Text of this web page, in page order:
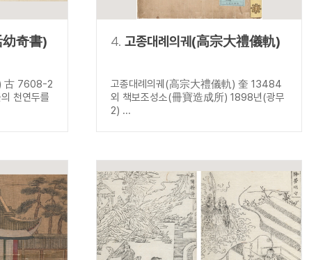
幼奇書)
古 7608-2
천연두를
4. 고종대례의궤(高宗大禮儀軌)
고종대례의궤(高宗大禮儀軌) 奎 13484
외 책보조성소(冊寶造成所) 1898년(광무
2) ...